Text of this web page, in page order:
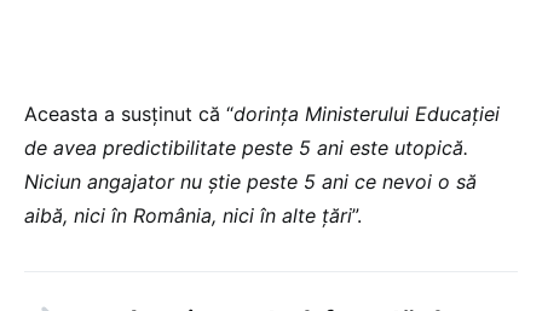
Aceasta a susținut că “dorința Ministerului Educației
de avea predictibilitate peste 5 ani este utopică.
Niciun angajator nu știe peste 5 ani ce nevoi o să
aibă, nici în România, nici în alte țări”.